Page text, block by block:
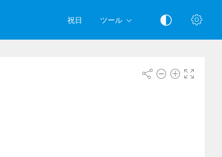
祝日 ツール